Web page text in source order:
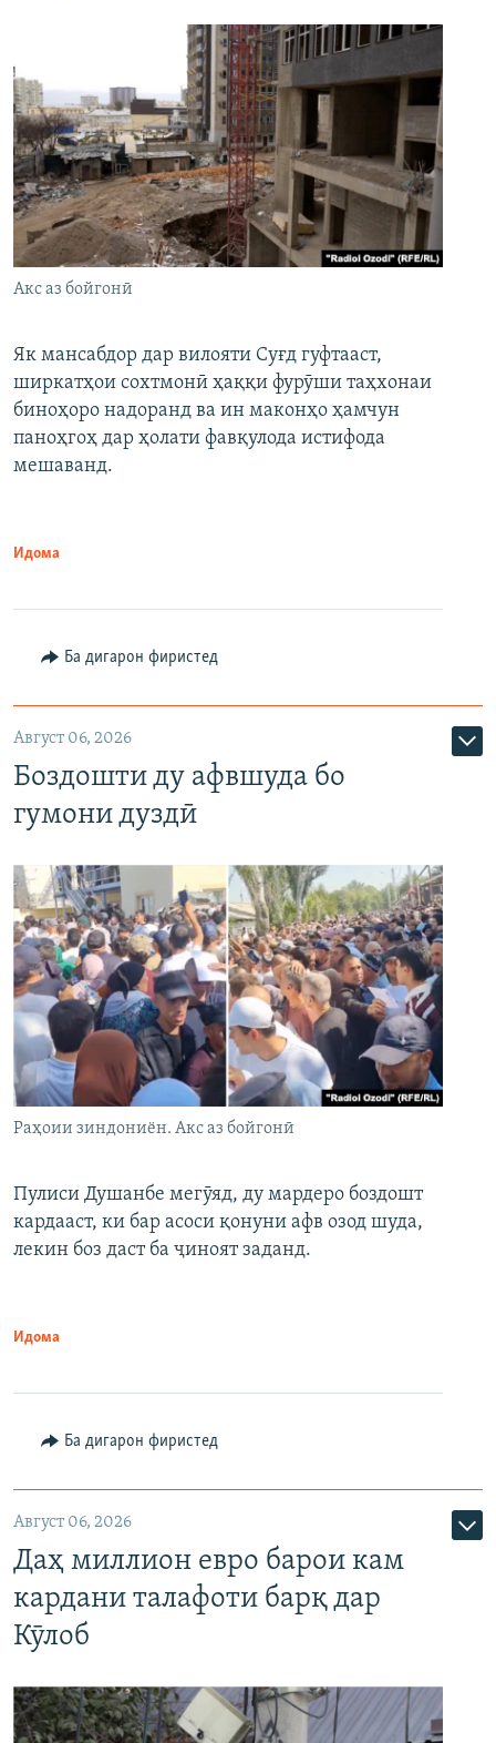
Акс аз бойгонӣ
Як мансабдор дар вилояти Суғд гуфтааст,
ширкатҳои сохтмонӣ ҳаққи фурӯши таҳхонаи
биноҳоро надоранд ва ин маконҳо ҳамчун
паноҳгоҳ дар ҳолати фавқулода истифода
мешаванд.
Идома
Ба дигарон фиристед
Август 06, 2026
Боздошти ду афвшуда бо
гумони дуздӣ
Раҳоии зиндониён. Акс аз бойгонӣ
Пулиси Душанбе мегӯяд, ду мардеро боздошт
кардааст, ки бар асоси қонуни афв озод шуда,
лекин боз даст ба ҷиноят заданд.
Идома
Ба дигарон фиристед
Август 06, 2026
Даҳ миллион евро барои кам
кардани талафоти барқ дар
Кӯлоб